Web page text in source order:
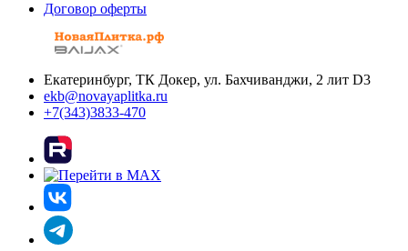
Договор оферты
Екатеринбург, ТК Докер, ул. Бахчиванджи, 2 лит D3
ekb@novayaplitka.ru
+7(343)3833-470